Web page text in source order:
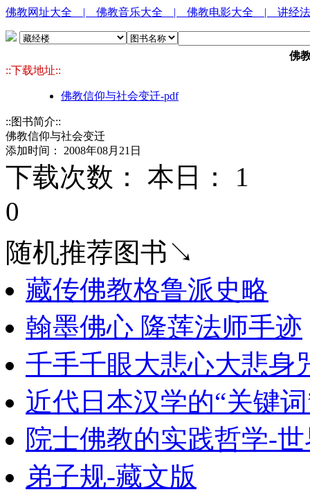
佛教网址大全 | 佛教音乐大全 | 佛教电影大全 | 讲经
佛
::下载地址::
佛教信仰与社会变迁-pdf
::图书简介::
佛教信仰与社会变迁
添加时间： 2008年08月21日
下载次数： 本日： 1
0
随机推荐图书↘
藏传佛教格鲁派史略
翰墨佛心 隆莲法师手迹
千手千眼大悲心大悲身
近代日本汉学的“关键
院士佛教的实践哲学-
弟子规-藏文版